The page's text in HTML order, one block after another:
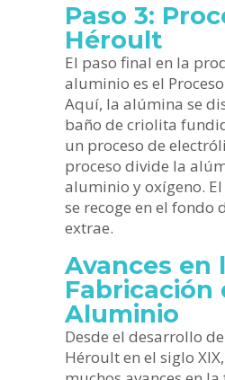
Paso 3:
Héroult
El paso final en la
aluminio es el
Aquí, la alúmina se
baño de criolita
un proceso de
proceso divide la
aluminio y oxígeno.
se recoge en el fondo
extrae.
Avances en
Fabricación
Aluminio
Desde el desarrollo
Héroult en el siglo